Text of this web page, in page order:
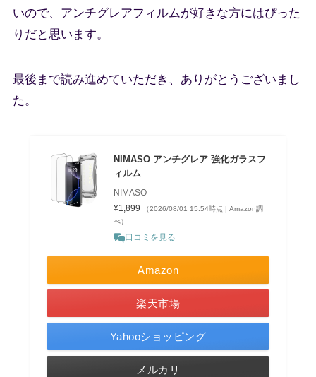
いので、アンチグレアフィルムが好きな方にはぴった
りだと思います。
最後まで読み進めていただき、ありがとうございまし
た。
NIMASO アンチグレア 強化ガラスフ
ィルム
NIMASO
¥1,899
（2026/08/01 15:54時点 | Amazon調
べ）
口コミを見る
Amazon
楽天市場
Yahooショッピング
メルカリ